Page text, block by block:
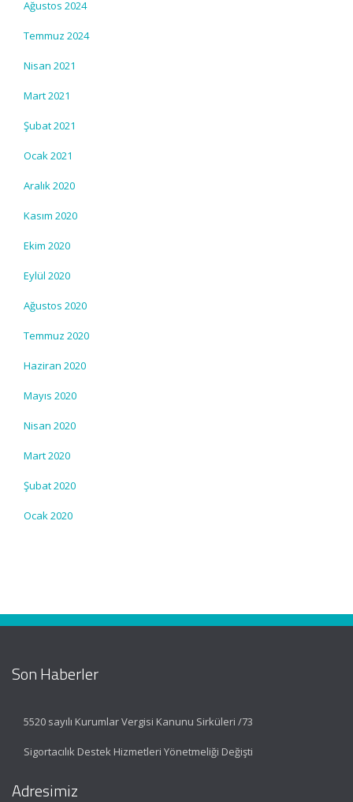
Ağustos 2024
Temmuz 2024
Nisan 2021
Mart 2021
Şubat 2021
Ocak 2021
Aralık 2020
Kasım 2020
Ekim 2020
Eylül 2020
Ağustos 2020
Temmuz 2020
Haziran 2020
Mayıs 2020
Nisan 2020
Mart 2020
Şubat 2020
Ocak 2020
Son Haberler
5520 sayılı Kurumlar Vergisi Kanunu Sirküleri /73
Sigortacılık Destek Hizmetleri Yönetmeliği Değişti
Adresimiz